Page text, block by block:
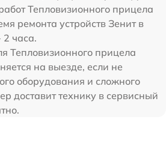
Тепловизионного прицела
ремонта устройств Зенит в
часа.
Тепловизионного прицела
на выезде, если не
оборудования и сложного
доставит технику в сервисный